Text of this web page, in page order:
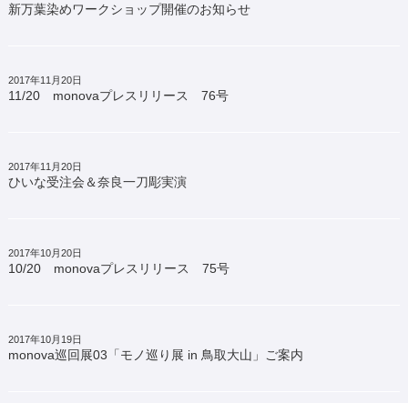
新万葉染めワークショップ開催のお知らせ
2017年11月20日
11/20 monovaプレスリリース 76号
2017年11月20日
ひいな受注会＆奈良一刀彫実演
2017年10月20日
10/20 monovaプレスリリース 75号
2017年10月19日
monova巡回展03「モノ巡り展 in 鳥取大山」ご案内